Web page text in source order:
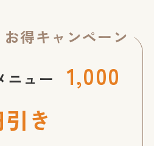
得キャンペーン
ニュー
1,000
き